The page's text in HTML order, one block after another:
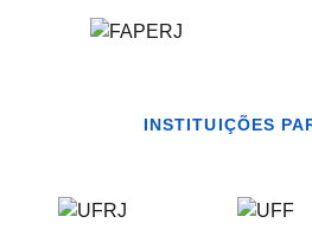
INSTITUIÇÕES